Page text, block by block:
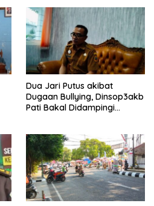
Dua Jari Putus akibat
Dugaan Bullying, Dinsop3akb
Pati Bakal Didampingi